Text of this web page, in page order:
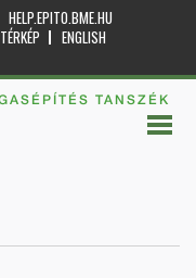
HELP.EPITO.BME.HU
TÉRKÉP
ENGLISH
TANSZÉK